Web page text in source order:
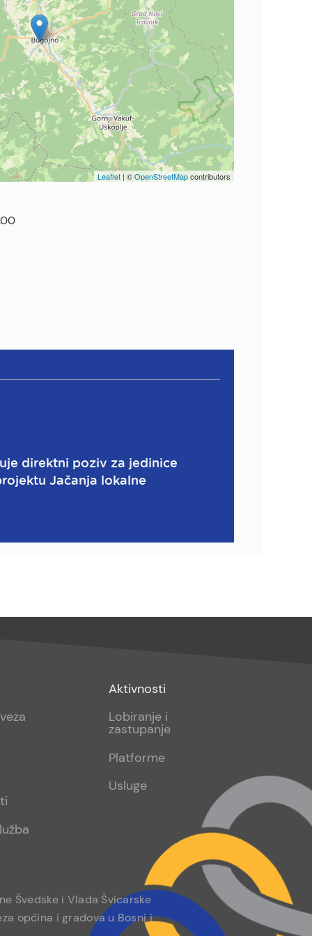
Leaflet | ©OpenStreetMapcontributors
direktni poziv za jedinice
Jačanja lokalne
Footer
sub
Aktivnosti
Lobiranje i
zastupanje
Platforme
Usluge
Švedske i Vlada Švicarske
općina i gradova u Bosni i